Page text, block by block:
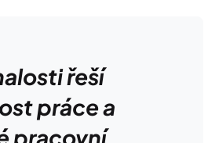
řeší
práce a
pracovní